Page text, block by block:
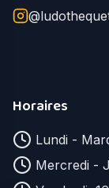
Horaires
Lundi -
Mercredi -